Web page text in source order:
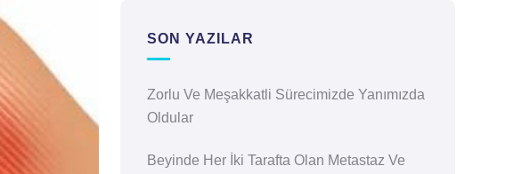
SON YAZILAR
Zorlu Ve Meşakkatli Sürecimizde Yanımızda
Oldular
Beyinde Her İki Tarafta Olan Metastaz Ve